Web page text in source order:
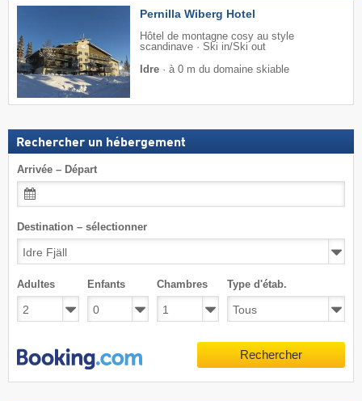
Pernilla Wiberg Hotel
Hôtel de montagne cosy au style
scandinave · Ski in/Ski out
Idre · à 0 m du domaine skiable
Rechercher un hébergement
Arrivée – Départ
Destination – sélectionner
Adultes Enfants Chambres Type d'étab.
Rechercher